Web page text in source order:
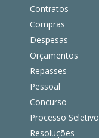
Contratos
Compras
Despesas
Orçamentos
Repasses
Pessoal
Concurso
Processo Seletivo
Resoluções